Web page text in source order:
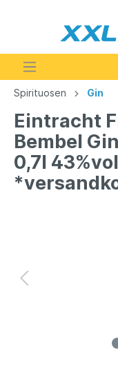
Spirituosen Gin
Eintracht
Bembel
0,7l